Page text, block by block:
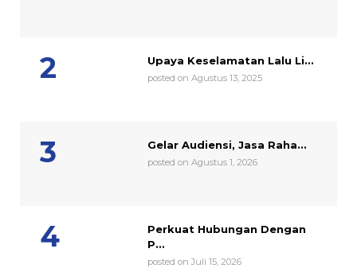
Upaya Keselamatan Lalu Li...
posted on Agustus 13, 2025
Gelar Audiensi, Jasa Raha...
posted on Agustus 1, 2026
Perkuat Hubungan Dengan
P...
posted on Juli 15, 2026